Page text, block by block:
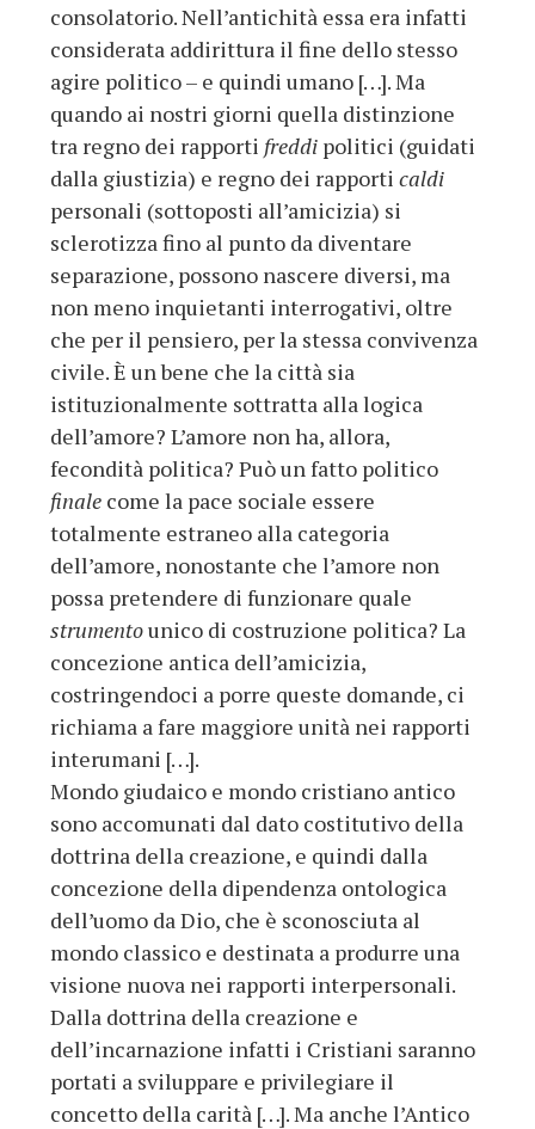
consolatorio. Nell’antichità essa era infatti
considerata addirittura il fine dello stesso
agire politico – e quindi umano […]. Ma
quando ai nostri giorni quella distinzione
tra regno dei rapporti freddi politici (guidati
dalla giustizia) e regno dei rapporti caldi
personali (sottoposti all’amicizia) si
sclerotizza fino al punto da diventare
separazione, possono nascere diversi, ma
non meno inquietanti interrogativi, oltre
che per il pensiero, per la stessa convivenza
civile. È un bene che la città sia
istituzionalmente sottratta alla logica
dell’amore? L’amore non ha, allora,
fecondità politica? Può un fatto politico
finale come la pace sociale essere
totalmente estraneo alla categoria
dell’amore, nonostante che l’amore non
possa pretendere di funzionare quale
strumentounico di costruzione politica? La
concezione antica dell’amicizia,
costringendoci a porre queste domande, ci
richiama a fare maggiore unità nei rapporti
interumani […].
Mondo giudaico e mondo cristiano antico
sono accomunati dal dato costitutivo della
dottrina della creazione, e quindi dalla
concezione della dipendenza ontologica
dell’uomo da Dio, che è sconosciuta al
mondo classico e destinata a produrre una
visione nuova nei rapporti interpersonali.
Dalla dottrina della creazione e
dell’incarnazione infatti i Cristiani saranno
portati a sviluppare e privilegiare il
concetto della carità […]. Ma anche l’Antico